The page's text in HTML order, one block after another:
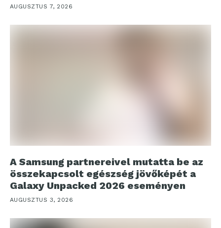
AUGUSZTUS 7, 2026
A Samsung partnereivel mutatta be az
összekapcsolt egészség jövőképét a
Galaxy Unpacked 2026 eseményen
AUGUSZTUS 3, 2026